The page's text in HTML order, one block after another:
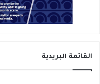
القائمة البريدية